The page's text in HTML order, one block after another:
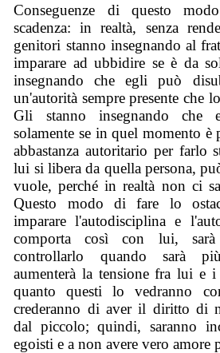
Conseguenze di questo
scadenza: in realtà, senza
genitori stanno insegnando al
imparare ad ubbidire se è da
insegnando che egli può
un'autorità sempre presente che
Gli stanno insegnando che
solamente se in quel momento è
abbastanza autoritario per farlo
lui si libera da quella persona,
vuole, perché in realtà non ci
Questo modo di fare lo
imparare l'autodisciplina e
comporta così con lui, sarà
controllarlo quando sarà
aumenterà la tensione fra lui e
quanto questi lo vedranno
crederanno di aver il diritto di
dal piccolo; quindi, saranno
egoisti e a non avere vero amore